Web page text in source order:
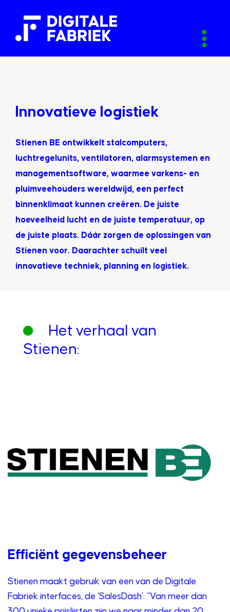
Innovatieve logistiek
Stienen BE ontwikkelt stalcomputers,
luchtregelunits, ventilatoren, alarmsystemen en
managementsoftware, waarmee varkens- en
pluimveehouders wereldwijd, een perfect
binnenklimaat kunnen creëren. De juiste
hoeveelheid lucht en de juiste temperatuur, op
de juiste plaats. Dáár zorgen de oplossingen van
Stienen voor. Daarachter schuilt veel
innovatieve techniek, planning en logistiek.
Het verhaal van
Stienen:
Efficiënt gegevensbeheer
Stienen maakt gebruik van een van de Digitale
Fabriek interfaces, de ‘SalesDash’: “Van meer dan